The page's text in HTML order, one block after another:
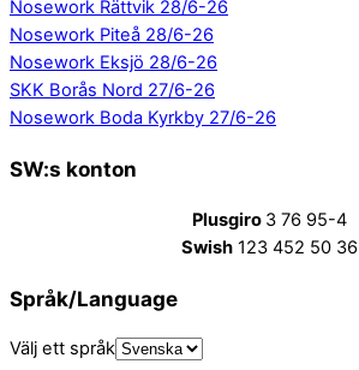
Nosework Rättvik 28/6-26
Nosework Piteå 28/6-26
Nosework Eksjö 28/6-26
SKK Borås Nord 27/6-26
Nosework Boda Kyrkby 27/6-26
SW:s konton
Plusgiro 3 76 95-4
Swish123 452 50 36
Språk/Language
Välj ett språk